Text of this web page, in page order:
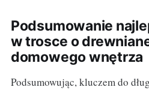
Podsumowanie
w trosce o
domowego wnętrza
Podsumowując, kluczem do